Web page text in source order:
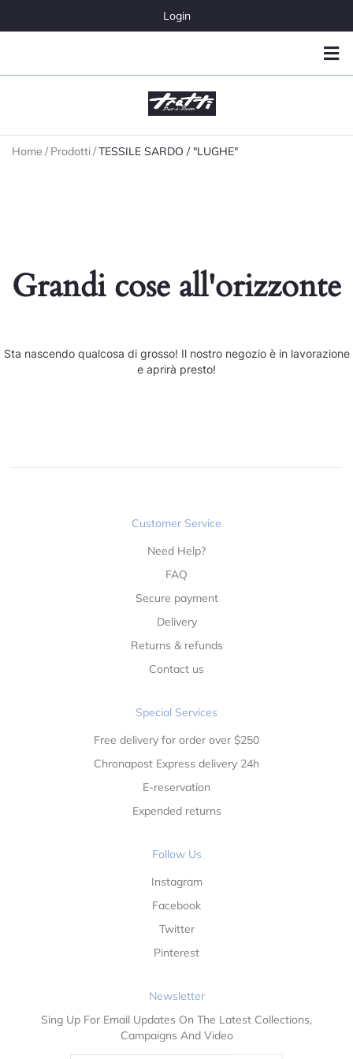
Login
Home / Prodotti/TESSILE SARDO / "LUGHE"
Grandi cose all'orizzonte
Sta nascendo qualcosa di grosso! Il nostro negozio è in lavorazione
e aprirà presto!
Customer Service
Need Help?
FAQ
Secure payment
Delivery
Returns & refunds
Contact us
Special Services
Free delivery for order over $250
Chronapost Express delivery 24h
E-reservation
Expended returns
Follow Us
Instagram
Facebook
Twitter
Pinterest
Newsletter
Sing Up For Email Updates On The Latest Collections,
Campaigns And Video